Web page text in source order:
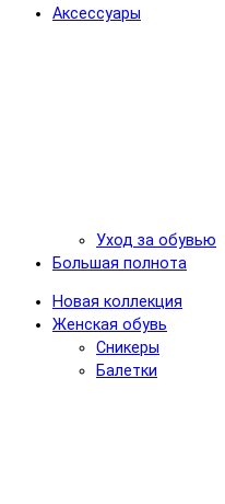
Аксессуары
Уход за обувью
Большая полнота
Новая коллекция
Женская обувь
Сникеры
Балетки